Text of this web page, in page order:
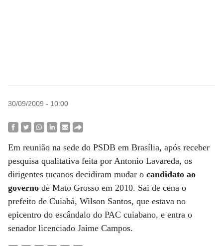
30/09/2009 - 10:00
Em reunião na sede do PSDB em Brasília, após receber
pesquisa qualitativa feita por Antonio Lavareda, os
dirigentes tucanos decidiram mudar o candidato ao
governo de Mato Grosso em 2010. Sai de cena o
prefeito de Cuiabá, Wilson Santos, que estava no
epicentro do escândalo do PAC cuiabano, e entra o
senador licenciado Jaime Campos.